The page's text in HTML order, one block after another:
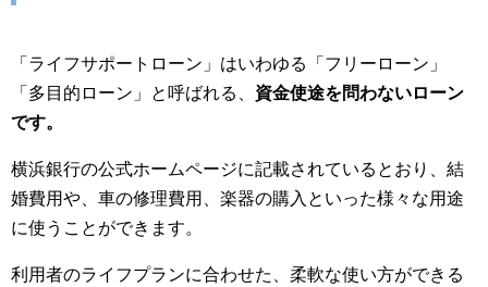
「ライフサポートローン」はいわゆる「フリーローン」
「多目的ローン」と呼ばれる、 資金使途を問わないローン
です。
横浜銀行の公式ホームページに記載されているとおり、結
婚費用や、車の修理費用、楽器の購入といった様々な用途
に使うことができます。
利用者のライフプランに合わせた、柔軟な使い方ができる